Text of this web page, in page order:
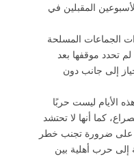
المقبلين في
الجماعات المسلحة
تحدد موقفها بعد
إلى جانب دون
الأيام ليست حربًا
كما أنها لا تحتشد
على ضرورة تجنب خطر
إلى حرب أهلية بين